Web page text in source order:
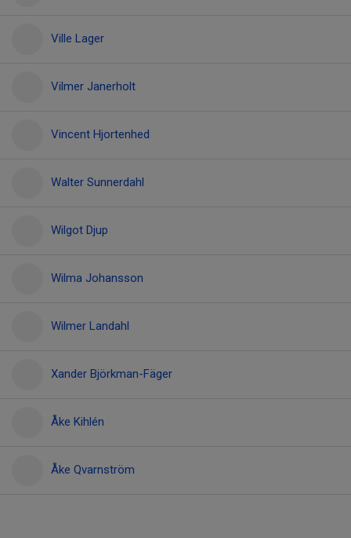
Ville Lager
Vilmer Janerholt
Vincent Hjortenhed
Walter Sunnerdahl
Wilgot Djup
Wilma Johansson
Wilmer Landahl
Xander Björkman-Fäger
Åke Kihlén
Åke Qvarnström